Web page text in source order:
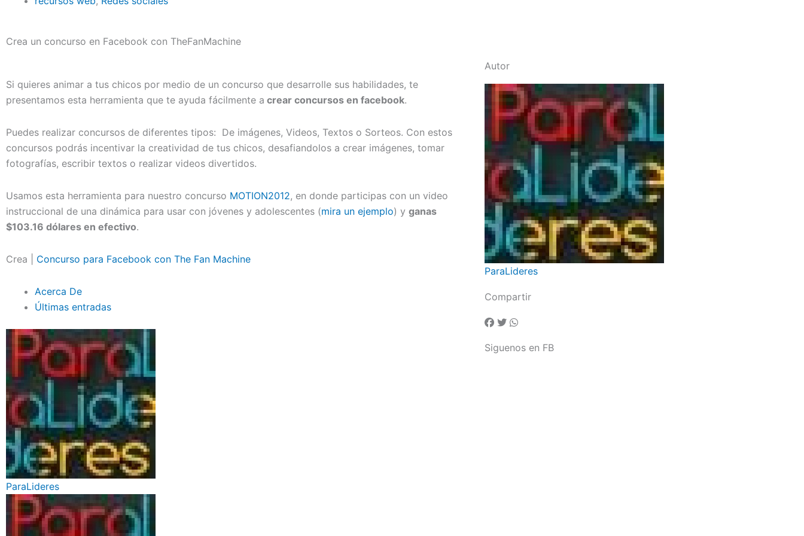
Crea un concurso en Facebook con TheFanMachine
Si quieres animar a tus chicos por medio de un concurso que desarrolle sus habilidades, te
presentamos esta herramienta que te ayuda fácilmente a crear concursos en facebook.
Puedes realizar concursos de diferentes tipos: De imágenes, Videos, Textos o Sorteos. Con estos
concursos podrás incentivar la creatividad de tus chicos, desafiandolos a crear imágenes, tomar
fotografías, escribir textos o realizar videos divertidos.
Usamos esta herramienta para nuestro concurso MOTION2012, en donde participas con un video
instruccional de una dinámica para usar con jóvenes y adolescentes (mira un ejemplo) y ganas
$103.16 dólares en efectivo.
Crea | Concurso para Facebook con The Fan Machine
Acerca De
Últimas entradas
ParaLideres
Autor
ParaLideres
Compartir
Siguenos en FB